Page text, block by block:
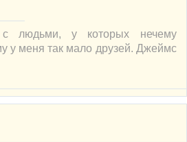
людьми, у которых нечему
у меня так мало друзей. Джеймс